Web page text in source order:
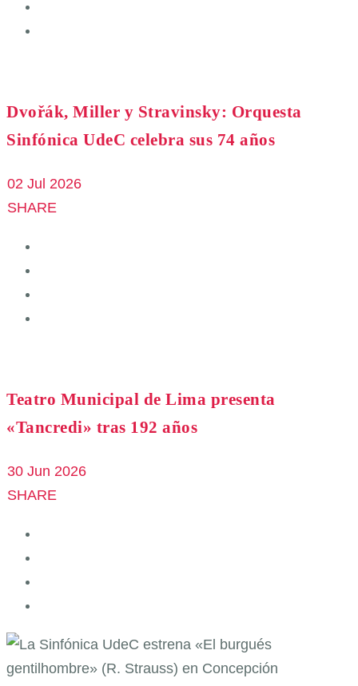
Dvořák, Miller y Stravinsky: Orquesta
Sinfónica UdeC celebra sus 74 años
02 Jul 2026
SHARE
Teatro Municipal de Lima presenta
«Tancredi» tras 192 años
30 Jun 2026
SHARE